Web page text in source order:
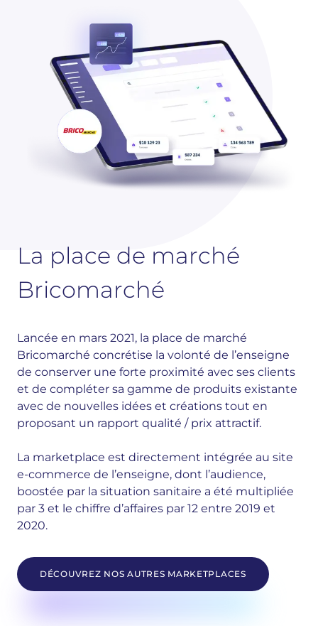
La place de marché
Bricomarché
Lancée en mars 2021, la place de marché
Bricomarché concrétise la volonté de l’enseigne
de conserver une forte proximité avec ses clients
et de compléter sa gamme de produits existante
avec de nouvelles idées et créations tout en
proposant un rapport qualité / prix attractif.
La marketplace est directement intégrée au site
e-commerce de l’enseigne, dont l’audience,
boostée par la situation sanitaire a été multipliée
par 3 et le chiffre d’affaires par 12 entre 2019 et
2020.
DÉCOUVREZ NOS AUTRES MARKETPLACES